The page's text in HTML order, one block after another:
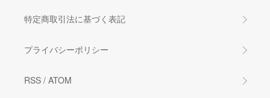
特定商取引法に基づく表記
プライバシーポリシー
RSS / ATOM